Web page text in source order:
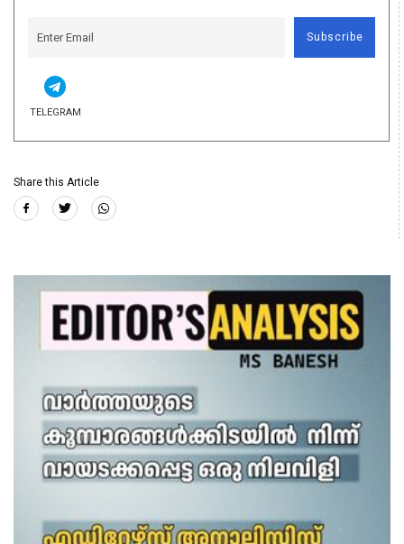
Subscribe
TELEGRAM
Share this Article